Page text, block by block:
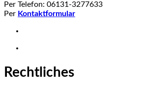
Per Telefon: 06131-3277633
Per Kontaktformular
Rechtliches